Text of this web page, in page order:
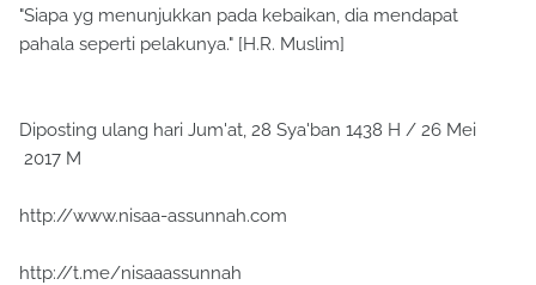
"Siapa yg menunjukkan pada kebaikan, dia mendapat
pahala seperti pelakunya." [H.R. Muslim]
Diposting ulang hari Jum'at, 28 Sya'ban 1438 H / 26 Mei
2017 M
http://www.nisaa-assunnah.com
http://t.me/nisaaassunnah